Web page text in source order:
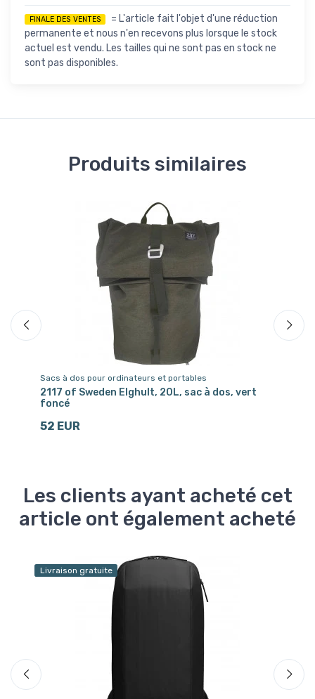
FINALE DES VENTES
= L'article fait l'objet d'une réduction
permanente et nous n'en recevons plus lorsque le stock
actuel est vendu. Les tailles qui ne sont pas en stock ne
sont pas disponibles.
Produits similaires
Sacs à dos pour ordinateurs et portables
2117 of Sweden Elghult, 20L, sac à dos, vert
foncé
52 EUR
Les clients ayant acheté cet
article ont également acheté
Livraison gratuite